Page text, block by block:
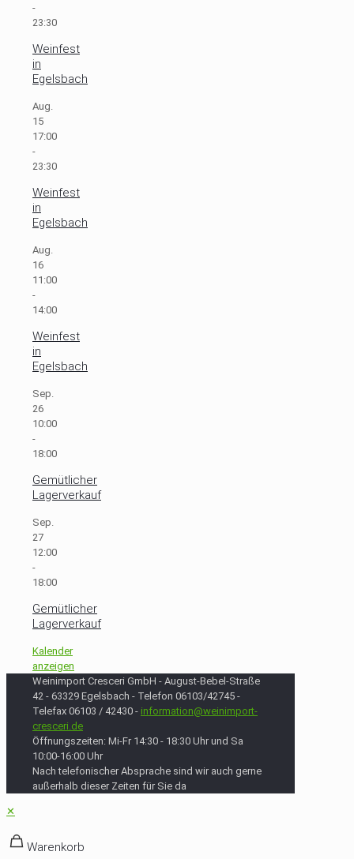
-
23:30
Weinfest
in
Egelsbach
Aug.
15
17:00
-
23:30
Weinfest
in
Egelsbach
Aug.
16
11:00
-
14:00
Weinfest
in
Egelsbach
Sep.
26
10:00
-
18:00
Gemütlicher
Lagerverkauf
Sep.
27
12:00
-
18:00
Gemütlicher
Lagerverkauf
Kalender
anzeigen
Weinimport Cresceri GmbH - August-Bebel-Straße
42 - 63329 Egelsbach - Telefon 06103/42745 -
Telefax 06103 / 42430 - information@weinimport-
cresceri.de
Öffnungszeiten: Mi-Fr 14:30 - 18:30 Uhr und Sa
10:00-16:00 Uhr
Nach telefonischer Absprache sind wir auch gerne
außerhalb dieser Zeiten für Sie da
✕
Warenkorb